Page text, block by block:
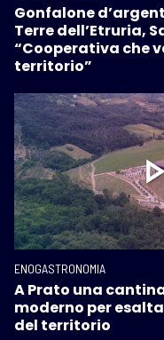
Gonfalone
Terre dell’Etruria,
“Cooperativa che
territorio”
ENOGASTRONOMIA
A Prato una
moderno per
del territorio